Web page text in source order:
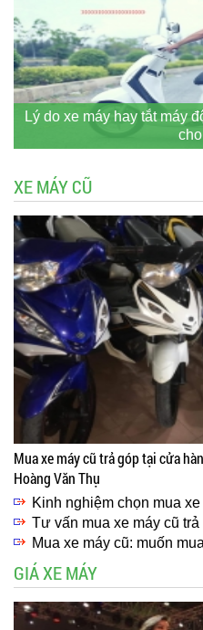
Lý do xe máy hay tắt máy
XE MÁY CŨ
Mua xe máy cũ trả góp tại cửa
Hoàng Văn Thụ
Kinh nghiệm chọn mua
Tư vấn mua xe máy cũ
Mua xe máy cũ: muốn
GIÁ XE MÁY